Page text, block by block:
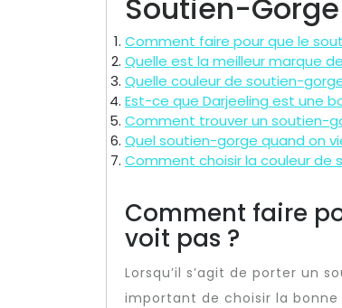
Soutien-
Comment faire pour que le
Quelle est la meilleur marque
Quelle couleur de soutien-
Est-ce que Darjeeling est une
Comment trouver un soutien-
Quel soutien-gorge quand on
Comment choisir la couleur de
Comment faire
voit pas ?
Lorsqu’il s’agit de porter un
important de choisir la